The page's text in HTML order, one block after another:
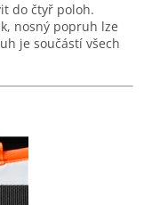
do čtyř poloh.
nosný popruh lze
je součástí všech